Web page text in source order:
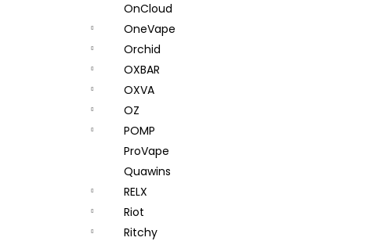
OnCloud
OneVape
Orchid
OXBAR
OXVA
OZ
POMP
ProVape
Quawins
RELX
Riot
Ritchy